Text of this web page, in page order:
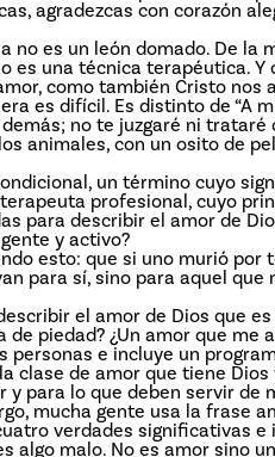
agradezcas con corazón
no es un león domado. De la
es una técnica terapéutica.
como también Cristo nos
es difícil. Es distinto de “A
no te juzgaré ni trataré
animales, con un osito de
un término cuyo
profesional, cuyo
para describir el amor de
y activo?
esto: que si uno murió por
para sí, sino para aquel
el amor de Dios que
piedad? ¿Un amor que me
personas e incluye un
clase de amor que tiene
y para lo que deben servir de
mucha gente usa la frase
verdades significativas e
algo malo. No es amor sino